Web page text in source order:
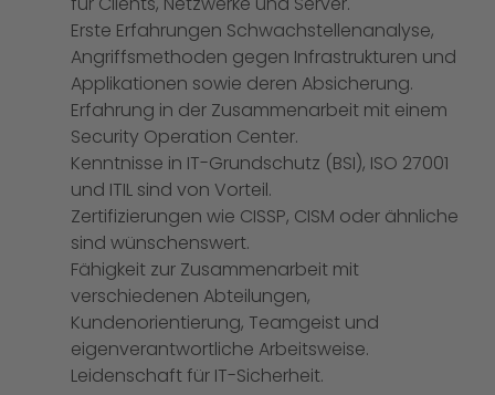
Erste Erfahrungen Schwachstellenanalyse,
Angriffsmethoden gegen Infrastrukturen und
Applikationen sowie deren Absicherung.
Erfahrung in der Zusammenarbeit mit einem
Security Operation Center.
Kenntnisse in IT-Grundschutz (BSI), ISO 27001
und ITIL sind von Vorteil.
Zertifizierungen wie CISSP, CISM oder ähnliche
sind wünschenswert.
Fähigkeit zur Zusammenarbeit mit
verschiedenen Abteilungen,
Kundenorientierung, Teamgeist und
eigenverantwortliche Arbeitsweise.
Leidenschaft für IT-Sicherheit.